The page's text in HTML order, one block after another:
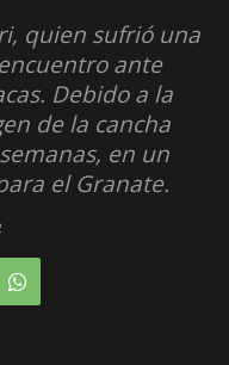
quien sufrió una
ante
Debido a la
de la cancha
en un
el Granate.